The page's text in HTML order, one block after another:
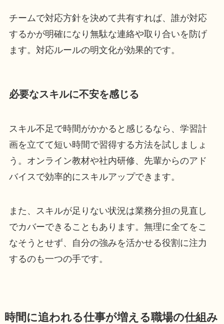
チームで対応方針を決めて共有すれば、誰が対応
するかが明確になり無駄な連絡や取り合いを防げ
ます。対応ルールの明文化が効果的です。
必要なスキルに不安を感じる
スキル不足で時間がかかると感じるなら、学習計
画を立てて短い時間で習得する方法を試しましょ
う。オンライン教材や社内研修、先輩からのアド
バイスで効率的にスキルアップできます。
また、スキルが足りない状況は業務分担の見直し
でカバーできることもあります。無理に全てをこ
なそうとせず、自分の強みを活かせる役割に注力
するのも一つの手です。
時間に追われる仕事が増える職場の仕組み